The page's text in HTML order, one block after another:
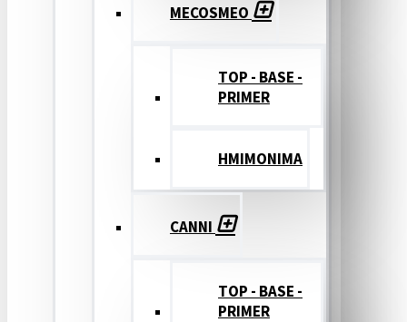
MECOSMEO
TOP - BASE -
PRIMER
ΗΜΙΜΟΝΙΜΑ
CANNI
TOP - BASE -
PRIMER